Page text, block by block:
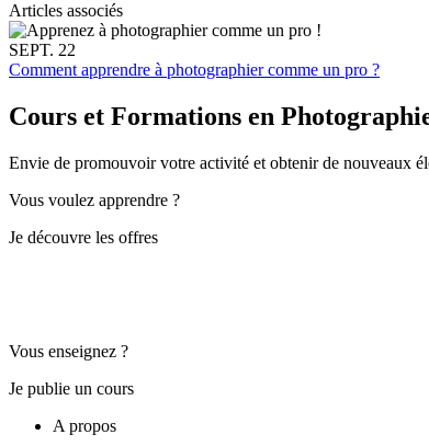
Articles associés
SEPT. 22
Comment apprendre à photographier comme un pro ?
Cours et Formations en
Envie de promouvoir votre activité et obtenir de nouveaux
Vous voulez apprendre ?
Je découvre les offres
Vous enseignez ?
Je publie un cours
A propos